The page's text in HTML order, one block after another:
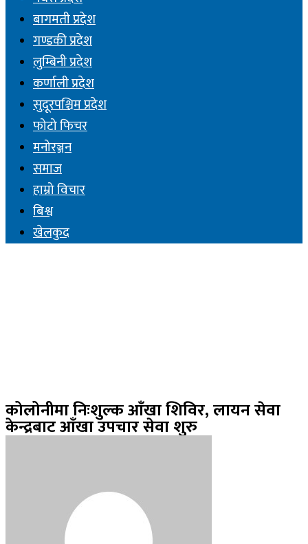
बागमती प्रदेश
गण्डकी प्रदेश
लुम्बिनी प्रदेश
कर्णाली प्रदेश
सुदूरपश्चिम प्रदेश
फोटो फिचर
मनोरञ्जन
समाज
हाम्रो विचार
बिश्व
खेलकुद
कोलोनीमा निःशुल्क आँखा शिविर, लायन सेवा
केन्द्रबाट आँखा उपचार सेवा शुरु